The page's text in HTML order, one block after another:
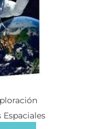
Espaciales